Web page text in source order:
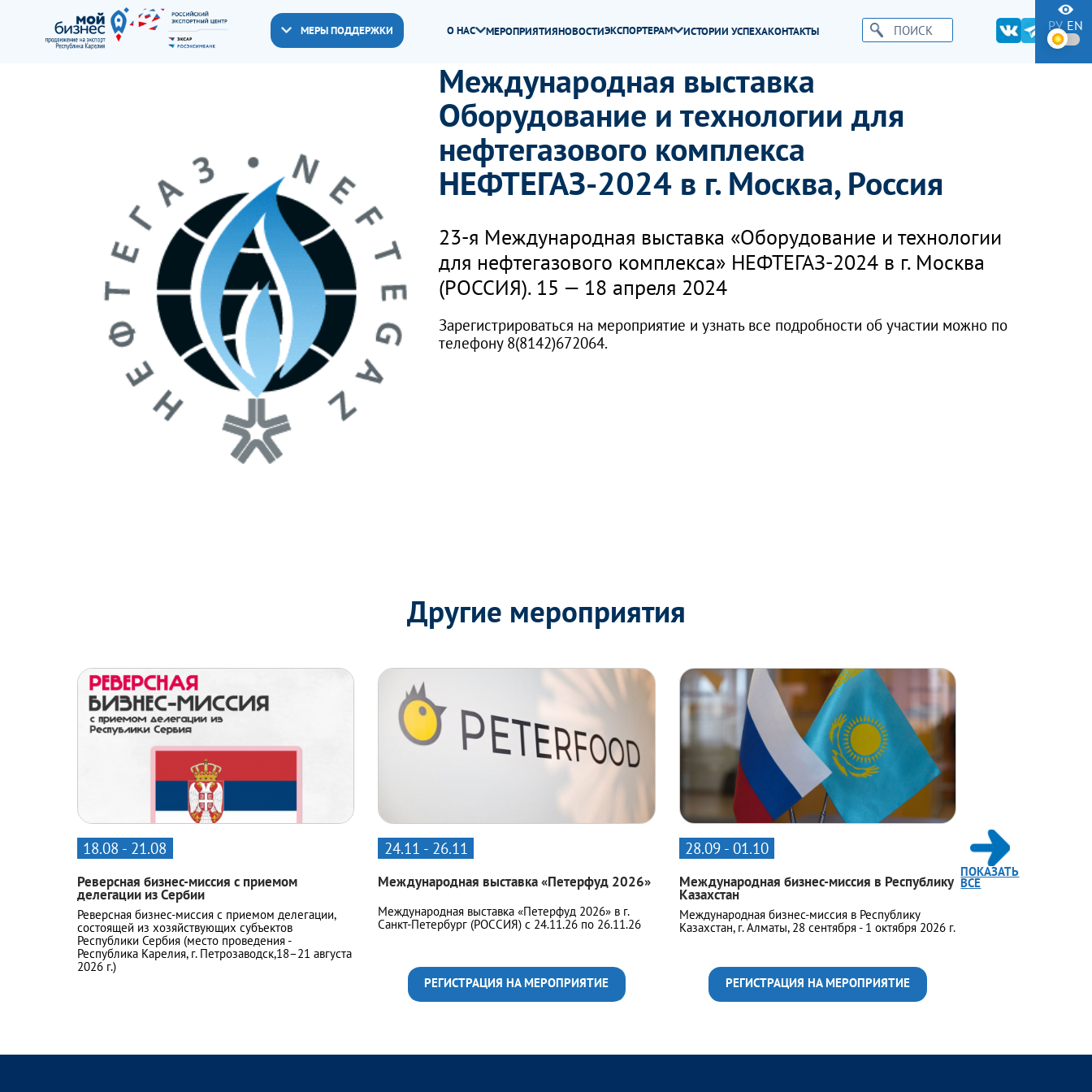
МЕРЫ ПОДДЕРЖКИ О НАС МЕРОПРИЯТИЯНОВОСТИЭКСПОРТЕРАМ ИСТОРИИ УСПЕХАКОНТАКТЫ РУ EN
Международная выставка
Оборудование и технологии для
нефтегазового комплекса
НЕФТЕГАЗ-2024 в г. Москва, Россия
23-я Международная выставка «Оборудование и технологии
для нефтегазового комплекса» НЕФТЕГАЗ-2024 в г. Москва
(РОССИЯ). 15 — 18 апреля 2024
Зарегистрироваться на мероприятие и узнать все подробности об участии можно по
телефону 8(8142)672064.
Другие мероприятия
18.08 - 21.08
Реверсная бизнес-миссия с приемом
делегации из Сербии
Реверсная бизнес-миссия с приемом делегации,
состоящей из хозяйствующих субъектов
Республики Сербия (место проведения -
Республика Карелия, г. Петрозаводск,18–21 августа
2026 г.)
24.11 - 26.11
Международная выставка «Петерфуд 2026»
Международная выставка «Петерфуд 2026» в г.
Санкт-Петербург (РОССИЯ) с 24.11.26 по 26.11.26
РЕГИСТРАЦИЯ НА МЕРОПРИЯТИЕ
28.09 - 01.10
Международная бизнес-миссия в Республику
Казахстан
Международная бизнес-миссия в Республику
Казахстан, г. Алматы, 28 сентября - 1 октября 2026 г.
РЕГИСТРАЦИЯ НА МЕРОПРИЯТИЕ
ПОКАЗАТЬ
ВСЕ